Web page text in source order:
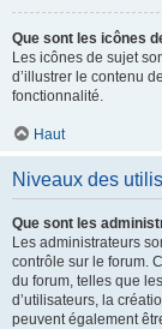
Que sont les icônes
Les icônes de sujet
d’illustrer le contenu
fonctionnalité.
Haut
Niveaux des
Que sont les
Les administrateurs
contrôle sur le forum.
du forum, telles que
d’utilisateurs, la
peuvent également